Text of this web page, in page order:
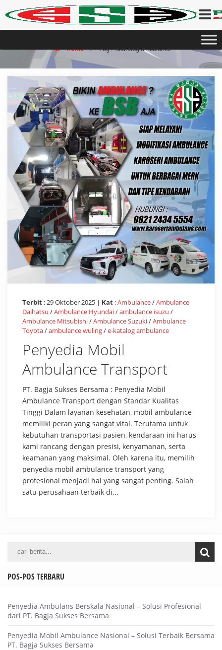
Home Tag : "ekatalog ambulance"
Terbit : 29 Oktober 2025 | Kat :Ambulance/Ambulance
Daihatsu /Ambulance Hyundai/ambulance isuzu /
Ambulance Mitsubishi/Ambulance Suzuki/Ambulance
Toyota/ambulance wuling/e-katalog ambulance
Penyedia Mobil
Ambulance Transport
PT. Bagja Sukses Bersama : Penyedia Mobil
Ambulance Transport dengan Standar Kualitas
Tinggi Dalam layanan kesehatan, mobil ambulance
memiliki peran yang sangat vital. Terutama untuk
kebutuhan transportasi pasien, kendaraan ini harus
kami rancang dengan presisi, kenyamanan, serta
keamanan yang maksimal. Oleh karena itu, memilih
penyedia mobil ambulance transport yang
profesional menjadi hal yang sangat penting. Salah
satu perusahaan terbaik di...
POS-POS TERBARU
Penyedia Ambulans Berskala Nasional – Solusi Profesional
dari PT. Bagja Sukses Bersama
Penyedia Mobil Ambulance Nasional – Solusi Terbaik Bersama
PT. Bagja Sukses Bersama